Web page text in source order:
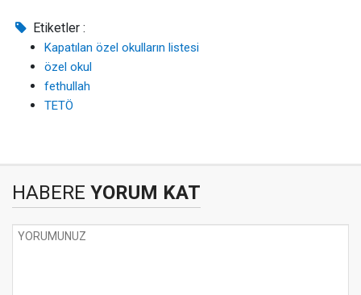
Etiketler :
Kapatılan özel okulların listesi
özel okul
fethullah
TETÖ
HABERE YORUM KAT